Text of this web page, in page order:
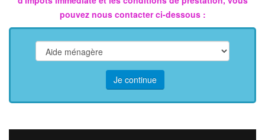
pouvez nous contacter ci-dessous :
Je continue